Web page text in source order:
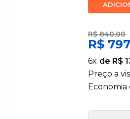
R$ 840,00
R$
6x
R$
Preço a
Economia